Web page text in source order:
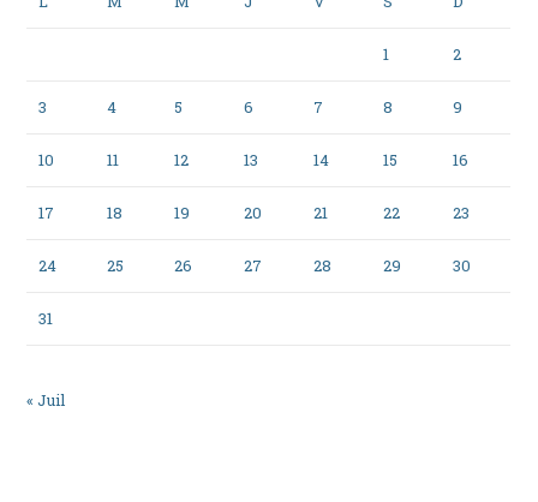
1 2
3 4 5 6 7 8 9
10 11 12 13 14 15 16
17 18 19 20 21 22 23
24 25 26 27 28 29 30
31
« Juil